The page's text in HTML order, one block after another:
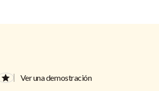
Ver una demostración